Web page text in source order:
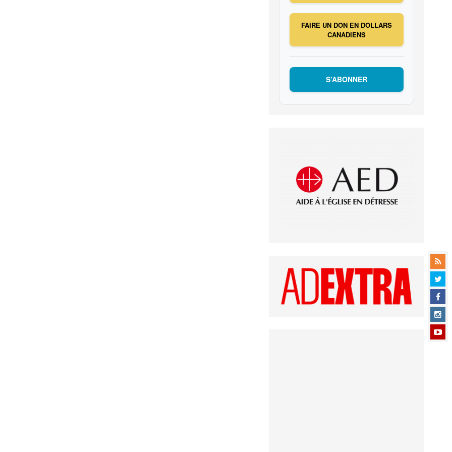
FAIRE UN DON EN DOLLARS
CANADIENS
S’ABONNER